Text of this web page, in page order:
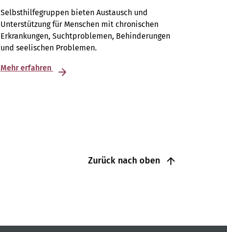
Selbsthilfegruppen bieten Austausch und
Unterstützung für Menschen mit chronischen
Erkrankungen, Suchtproblemen, Behinderungen
und seelischen Problemen.
Mehr erfahren
Zurück nach oben